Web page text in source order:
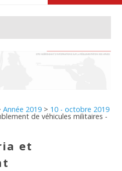
Année 2019 > 10 - octobre 2019
de véhicules militaires -
et